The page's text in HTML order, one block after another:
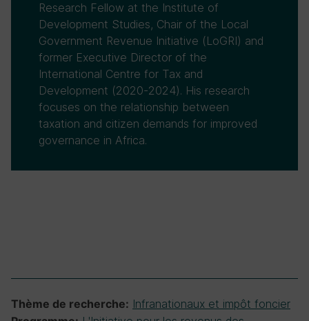
Research Fellow at the Institute of
Development Studies, Chair of the Local
Government Revenue Initiative (LoGRI) and
former Executive Director of the
International Centre for Tax and
Development (2020-2024). His research
focuses on the relationship between
taxation and citizen demands for improved
governance in Africa.
Thème de recherche: Infranationaux et impôt foncier